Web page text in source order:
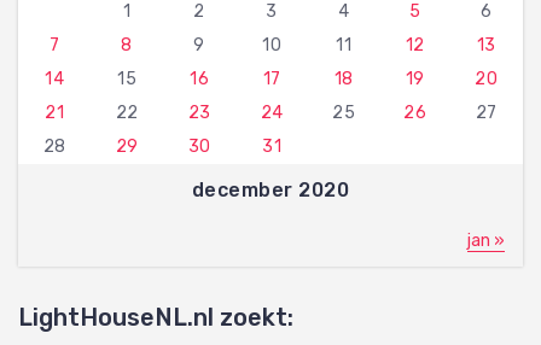
december 2020
1 2 3 4 5
6
7
8 9 10 11 12
13
14
15 16 17 18 19
20
21
22 23 24 25 26
27
28
29 30 31
jan »
LightHouseNL.nl zoekt: